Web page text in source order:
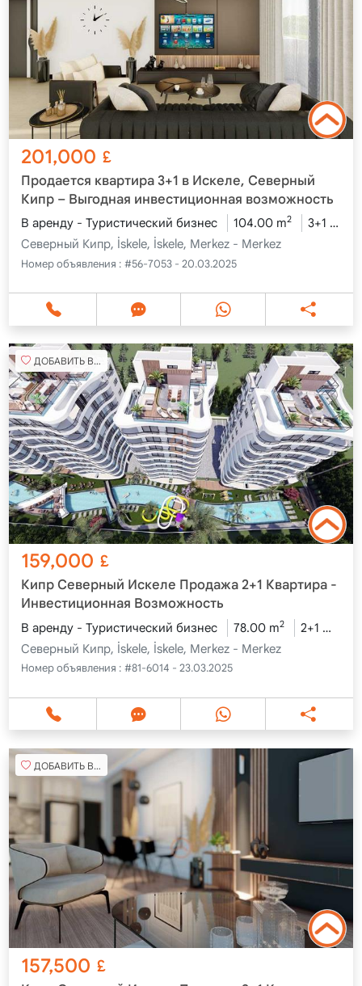
201,000 £
Продается квартира 3+1 в Искеле, Северный
Кипр – Выгодная инвестиционная возможность
В аренду - Туристический бизнес 104.00 m2 3+1
Северный Кипр, İskele, İskele, Merkez - Merkez
Номер объявления : #56-7053 - 20.03.2025
ДОБАВИТЬ В ИЗБРАННОЕ
159,000 £
Кипр Северный Искеле Продажа 2+1 Квартира -
Инвестиционная Возможность
В аренду - Туристический бизнес 78.00 m2 2+1
Северный Кипр, İskele, İskele, Merkez - Merkez
Номер объявления : #81-6014 - 23.03.2025
ДОБАВИТЬ В ИЗБРАННОЕ
157,500 £